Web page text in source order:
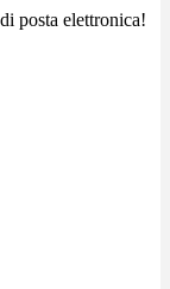
posta elettronica!